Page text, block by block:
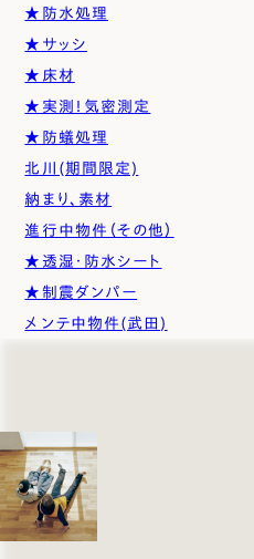
★防水処理
★サッシ
★床材
★実測！気密測定
★防蟻処理
北川(期間限定)
納まり、素材
進行中物件（その他）
★透湿・防水シート
★制震ダンパー
メンテ中物件(武田)